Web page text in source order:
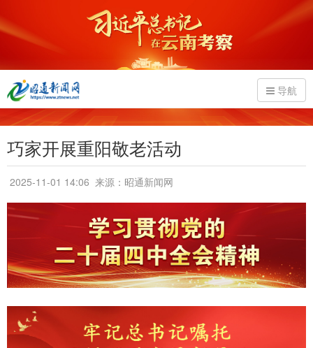
导航
巧家开展重阳敬老活动
2025-11-01 14:06 来源：昭通新闻网